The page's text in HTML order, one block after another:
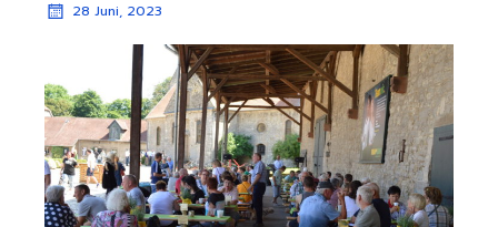
28 Juni, 2023